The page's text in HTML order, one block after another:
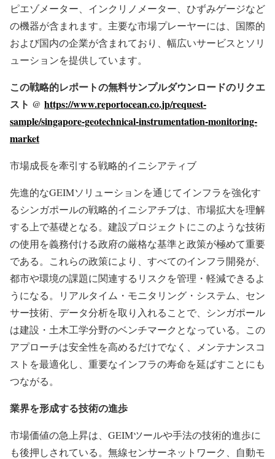
ピエゾメーター、インクリノメーター、ひずみゲージなど
の機器が含まれます。主要な市場プレーヤーには、国際的
および国内の企業が含まれており、幅広いサービスとソリ
ューションを提供しています。
この戦略的レポートの無料サンプルダウンロードのリクエ
スト @ https://www.reportocean.co.jp/request-
sample/singapore-geotechnical-instrumentation-monitoring-
market
市場成長を牽引する戦略的イニシアティブ
先進的なGEIMソリューションを通じてインフラを強化す
るシンガポールの戦略的イニシアチブは、市場拡大を理解
する上で基礎となる。建設プロジェクトにこのような技術
の使用を義務付ける政府の厳格な基準と政策が極めて重要
である。これらの政策により、すべてのインフラ開発が、
都市や環境の課題に関連するリスクを管理・軽減できるよ
うになる。リアルタイム・モニタリング・システム、セン
サー技術、データ分析を取り入れることで、シンガポール
は建設・土木工学分野のベンチマークとなっている。この
アプローチは安全性を高めるだけでなく、メンテナンスコ
ストを最適化し、重要なインフラの寿命を延ばすことにも
つながる。
業界を形成する技術の進歩
市場価値の急上昇は、GEIMツールや手法の技術的進歩に
も後押しされている。無線センサーネットワーク、自動モ